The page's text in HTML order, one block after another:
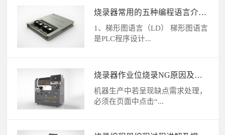
烧录器常用的五种编程语言介绍
1、梯形图语言（LD） 梯形图语言
是PLC程序设计...
烧录器作业位烧录NG原因及解
机器生产中若呈现缺点需求处理，
必须在页面中点击“...